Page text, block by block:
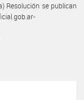
Resolución se publican